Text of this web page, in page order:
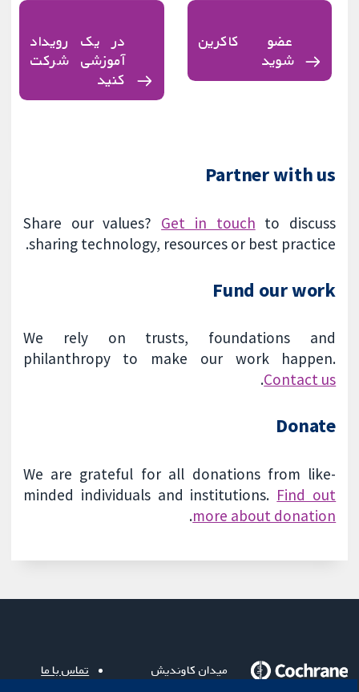
عضو کاکرین
شوید
در یک رویداد
آموزشی شرکت
کنید
Partner with us
Share our values? Get in touch to discuss
sharing technology, resources or best practice.
Fund our work
We rely on trusts, foundations and
philanthropy to make our work happen.
Contact us
.
Donate
We are grateful for all donations from like-
minded individuals and institutions. Find out
more about donation
.
میدان کاوندیش
تماس با ما